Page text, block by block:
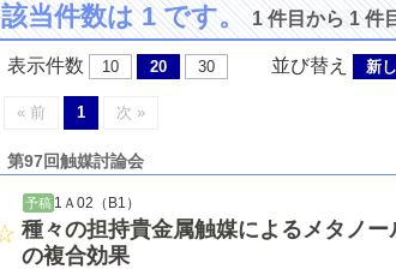
該当件数は 1 です。1 件目から 1 件
表示件数 10 20 30 並び替え 新
« 前 1 次 »
第97回触媒討論会
予稿 1Ａ02（B1）
種々の担持貴金属触媒によるメタノ
の複合効果